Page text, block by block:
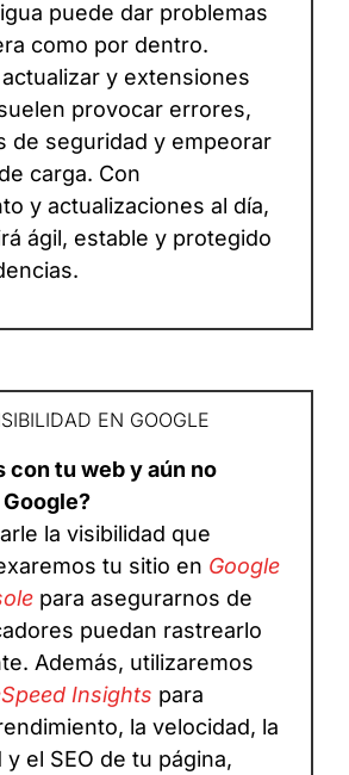
puede dar problemas
como por dentro.
y extensiones
provocar errores,
de seguridad y empeorar
carga. Con
y actualizaciones al día,
ágil, estable y protegido
EN GOOGLE
con tu web y aún no
la visibilidad que
tu sitio en Google
para asegurarnos de
puedan rastrearlo
Además, utilizaremos
Insights para
la velocidad, la
el SEO de tu página,